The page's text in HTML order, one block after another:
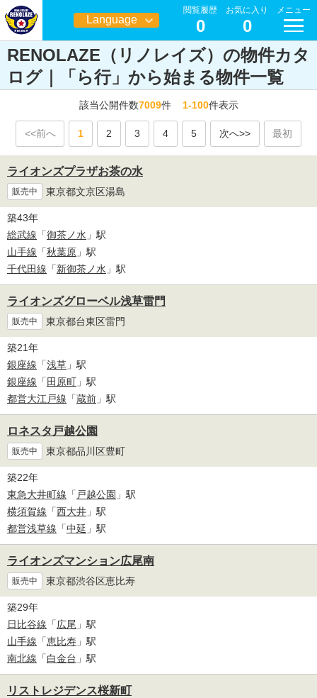
Language
日本語
閲覧履歴
0
お気に入り
0
メニュー
RENOLAZE（リノレイズ）の物件カタ
ログ｜「ら行」から始まる物件一覧
該当公開件数7009件1-100件表示
<<前へ 1 2 3 4 5 次へ>> 最初
ライオンズプラザお茶の水
販売中 東京都文京区湯島
築43年
総武線 「御茶ノ水 」駅
山手線 「秋葉原 」駅
千代田線 「新御茶ノ水 」駅
ライオンズグローベル浅草雷門
販売中 東京都台東区雷門
築21年
銀座線 「浅草 」駅
銀座線 「 田原町 」駅
都営大江戸線 「蔵前 」駅
ロネスタ戸越公園
販売中 東京都品川区豊町
築22年
東急大井町線 「 戸越公園 」駅
横須賀線 「西大井 」駅
都営浅草線 「中延 」駅
ライオンズマンション広尾南
販売中 東京都渋谷区恵比寿
築29年
日比谷線 「広尾 」駅
山手線 「恵比寿 」駅
南北線 「白金台 」駅
リストレジデンス桜新町